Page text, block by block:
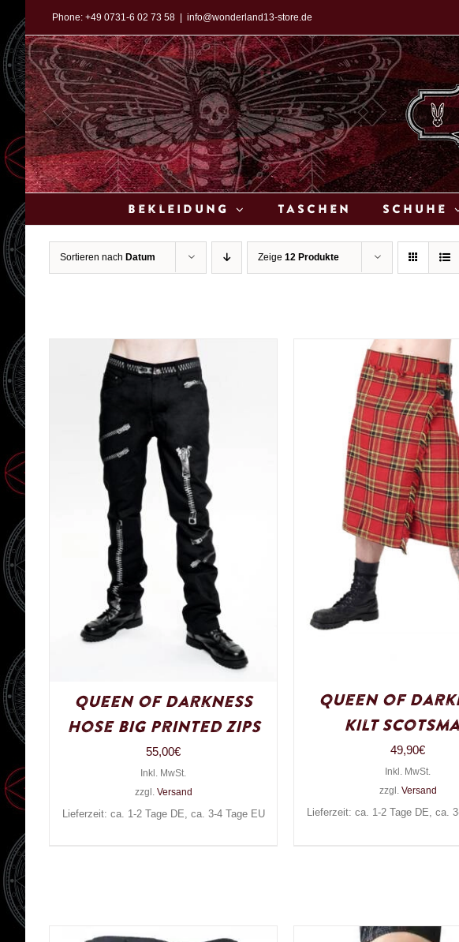
Inhalt
springen
Phone: +49 0731-6 02 73 58 info@wonderland13-store.de
Bekleidung Taschen Schuhe
Sortieren nach Datum Zeige 12 Produkte
Queen of Darkness
Hose Big Printed Zips
55,00€
Inkl. MwSt.
zzgl. Versand
Lieferzeit: ca. 1-2 Tage DE, ca. 3-4 Tage EU
Queen of
Kilt
49,90€
Inkl. MwSt.
zzgl. Versand
Lieferzeit: ca. 1-2 Tage DE, ca.